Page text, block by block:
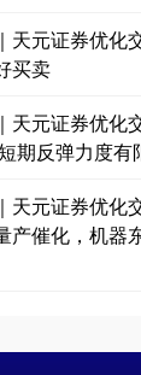
天元证券优化
买卖
天元证券优化
期反弹力度有
天元证券优化
产催化，机器